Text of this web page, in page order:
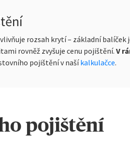
rozsah krytí – základní balíček
rovněž zvyšuje cenu pojištění. V
pojištění v našíkalkulačce.
pojištění